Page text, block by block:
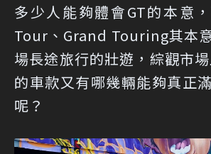
多少人能夠體會GT的本意
Tour、Grand Touring其本
場長途旅行的壯遊，綜觀市
的車款又有哪幾輛能夠真正
呢？